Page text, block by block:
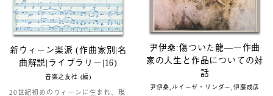
新ウィーン楽派 (作曲家別|名
曲解説|ライブラリー|16)
音楽之友社 (編)
20世紀初めのウィーンに生まれ、現
尹伊桑:傷ついた龍―一作曲
家の人生と作品についての対
話
尹伊桑,ルイーゼ・リンダー,伊藤成彦